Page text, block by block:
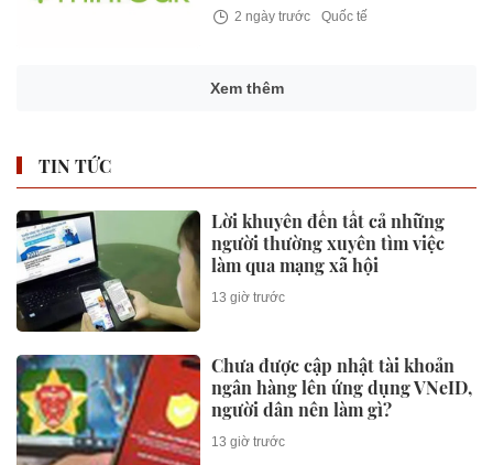
2 ngày trước Quốc tế
Xem thêm
TIN TỨC
Lời khuyên đến tất cả những
người thường xuyên tìm việc
làm qua mạng xã hội
13 giờ trước
Chưa được cập nhật tài khoản
ngân hàng lên ứng dụng VNeID,
người dân nên làm gì?
13 giờ trước